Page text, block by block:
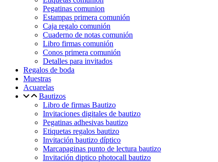
Pegatinas comunion
Estampas primera comunión
Caja regalo comunión
Cuaderno de notas comunión
Libro firmas comunión
Conos primera comunión
Detalles para invitados
Regalos de boda
Muestras
Acuarelas
Bautizos
Libro de firmas Bautizo
Invitaciones digitales de bautizo
Pegatinas adhesivas bautizo
Etiquetas regalos bautizo
Invitación bautizo díptico
Marcapaginas punto de lectura bautizo
Invitación diptico photocall bautizo